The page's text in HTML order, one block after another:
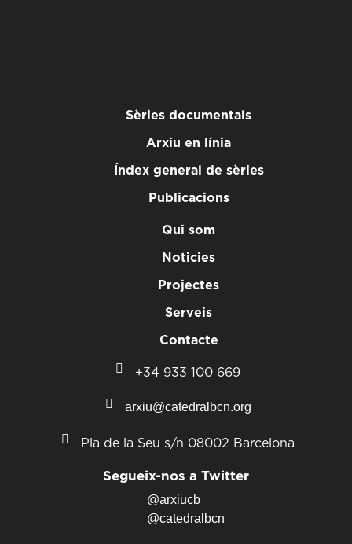
Sèries documentals
Arxiu en línia
Índex general de sèries
Publicacions
Qui som
Noticies
Projectes
Serveis
Contacte
+34 933 100 669
arxiu@catedralbcn.org
Pla de la Seu s/n 08002 Barcelona
Segueix-nos a Twitter
@arxiucb
@catedralbcn